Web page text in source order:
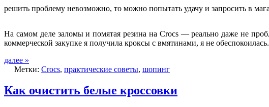
решить проблему невозможно, то можно попытать удачу и запросить в
На самом деле заломы и помятая резина на Crocs — реально даже не
коммерческой закупке я получила кроксы с вмятинами, я не
далее »
Метки: Crocs, практические советы, шопинг
Как очистить белые кроссовки